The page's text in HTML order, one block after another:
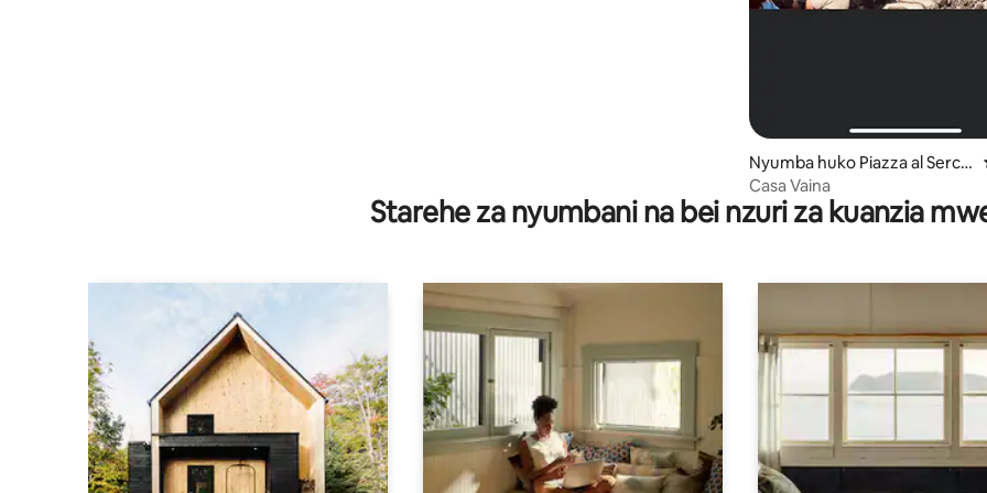
Nyumba huko Piazza al Serchi
o
Casa Vaina
Starehe za nyumbani na bei nzuri za kuanzia